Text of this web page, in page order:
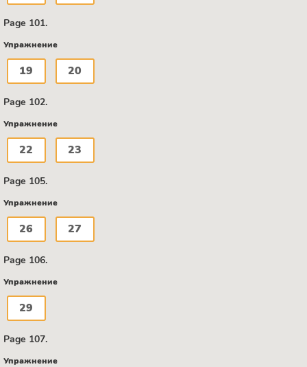
Page 101.
Упражнение
19 20
Page 102.
Упражнение
22 23
Page 105.
Упражнение
26 27
Page 106.
Упражнение
29
Page 107.
Упражнение